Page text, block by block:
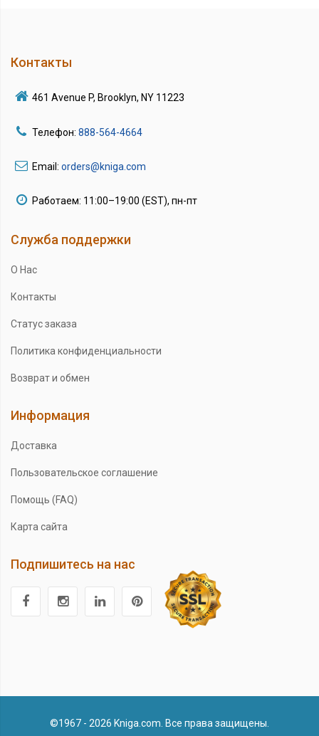
Контакты
461 Avenue P, Brooklyn, NY 11223
Телефон: 888-564-4664
Email: orders@kniga.com
Работаем: 11:00–19:00 (EST), пн-пт
Служба поддержки
О Нас
Контакты
Статус заказа
Политика конфиденциальности
Возврат и обмен
Информация
Доставка
Пользовательское соглашение
Помощь (FAQ)
Карта сайта
Подпишитесь на нас
©1967 - 2026 Kniga.com. Все права защищены.